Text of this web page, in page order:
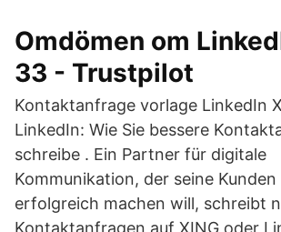
Omdömen om
33 - Trustpilot
Kontaktanfrage vorlage LinkedIn
LinkedIn: Wie Sie bessere
schreibe . Ein Partner für digitale
Kommunikation, der seine Kunden
erfolgreich machen will, schreibt
Kontaktanfragen auf XING oder